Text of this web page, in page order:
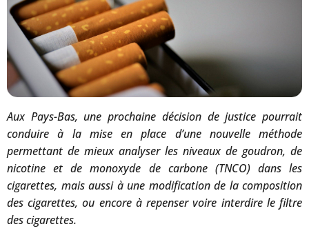
Aux Pays-Bas, une prochaine décision de justice pourrait
conduire à la mise en place d’une nouvelle méthode
permettant de mieux analyser les niveaux de goudron, de
nicotine et de monoxyde de carbone (TNCO) dans les
cigarettes, mais aussi à une modification de la composition
des cigarettes, ou encore à repenser voire interdire le filtre
des cigarettes.